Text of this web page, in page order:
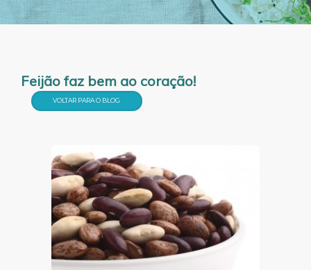
Feijão faz bem ao coração!
VOLTAR PARA O BLOG